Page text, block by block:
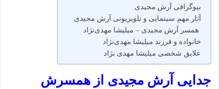
بیوگرافی آرش مجیدی
آثار مهم سینمایی و تلویزیونی آرش مجیدی
همسر آرش مجیدی – میلیشا مهدی‌نژاد
خانواده و فرزند میلیشا مهدی‌نژاد
علایق شخصی میلیشا مهدی‌ نژاد
جدایی آرش مجیدی از همسرش